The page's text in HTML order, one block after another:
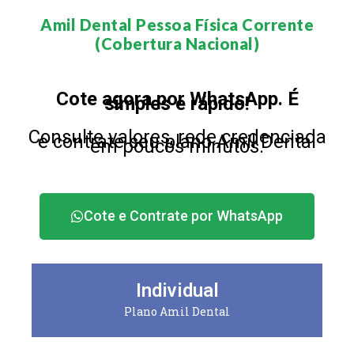
Amil Dental Pessoa Física Corrente
(Cobertura Nacional)​
Cote agora por WhatsApp. É
simples e rápido!
Consulte valores, rede credenciada
e contrate seu plano Amil Dental
em poucos minutos.
Cote e Contrate por WhatsApp
Individual
Plano Amil Dental